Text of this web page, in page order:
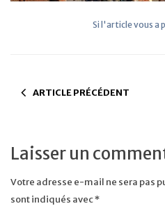
Si l'article vous a
ARTICLE PRÉCÉDENT
Laisser un
Votre adresse e-mail ne sera pas
sont indiqués avec*